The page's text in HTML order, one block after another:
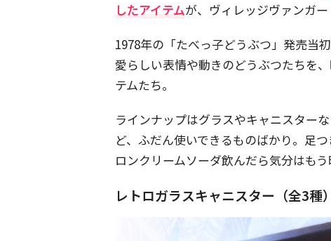
したアイテムが、ヴィレッジヴァンガ
1978年の「たべっ子どうぶつ」発売当
愛らしい表情や動きのどうぶつたちを
テムたち。
ラインナップはグラスやキャニスター
ど、ふだん使いできるものばかり。足
ロンクリームソーダ飲んだら気分はもう
レトロガラスキャニスター（全3種